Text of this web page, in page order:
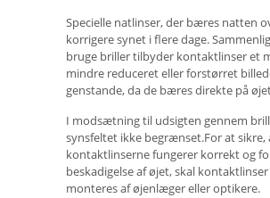
Specielle natlinser, der bæres natten
korrigere synet i flere dage.
bruge briller tilbyder kontaktlinser et
mindre reduceret eller forstørret
genstande, da de bæres direkte på
I modsætning til udsigten gennem
synsfeltet ikke begrænset.For at sikre,
kontaktlinserne fungerer korrekt og
beskadigelse af øjet, skal
monteres af øjenlæger eller optikere.